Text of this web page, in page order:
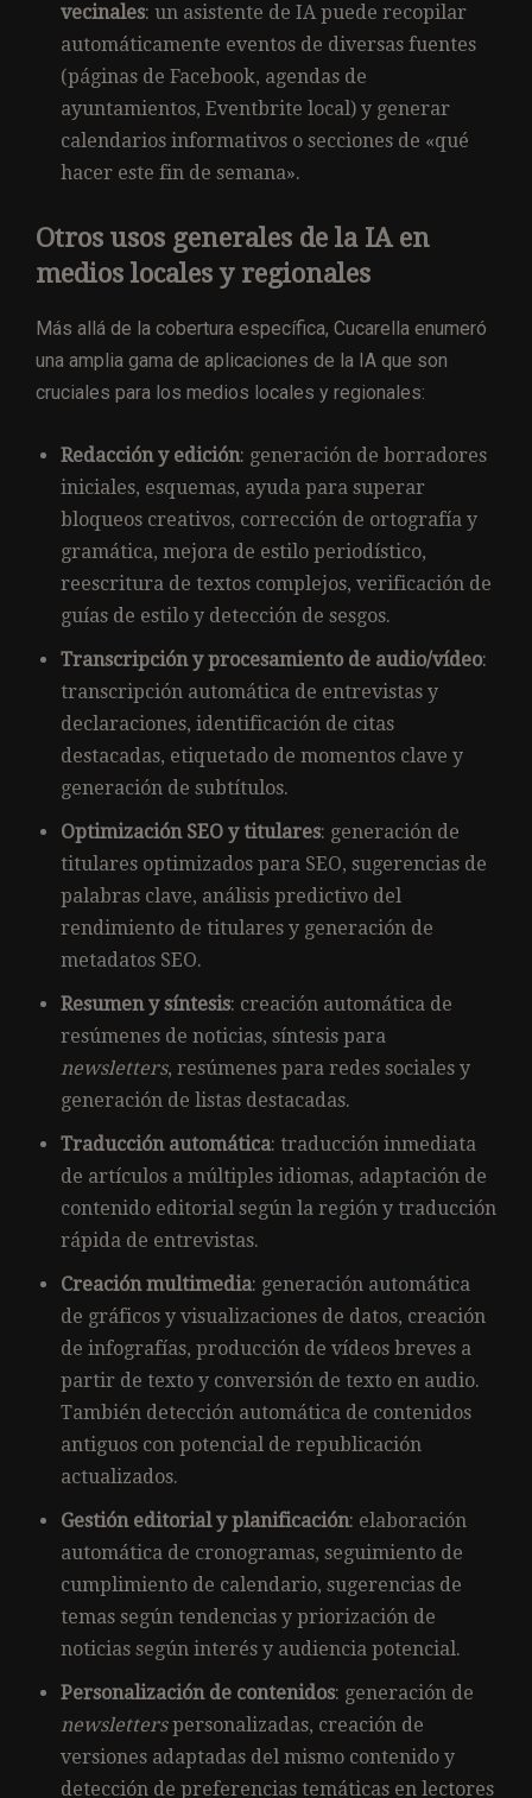
vecinales: un asistente de IA puede recopilar
automáticamente eventos de diversas fuentes
(páginas de Facebook, agendas de
ayuntamientos, Eventbrite local) y generar
calendarios informativos o secciones de «qué
hacer este fin de semana».
Otros usos generales de la IA en
medios locales y regionales
Más allá de la cobertura específica, Cucarella enumeró
una amplia gama de aplicaciones de la IA que son
cruciales para los medios locales y regionales:
Redacción y edición: generación de borradores
iniciales, esquemas, ayuda para superar
bloqueos creativos, corrección de ortografía y
gramática, mejora de estilo periodístico,
reescritura de textos complejos, verificación de
guías de estilo y detección de sesgos.
Transcripción y procesamiento de audio/vídeo:
transcripción automática de entrevistas y
declaraciones, identificación de citas
destacadas, etiquetado de momentos clave y
generación de subtítulos.
Optimización SEO y titulares: generación de
titulares optimizados para SEO, sugerencias de
palabras clave, análisis predictivo del
rendimiento de titulares y generación de
metadatos SEO.
Resumen y síntesis: creación automática de
resúmenes de noticias, síntesis para
newsletters, resúmenes para redes sociales y
generación de listas destacadas.
Traducción automática: traducción inmediata
de artículos a múltiples idiomas, adaptación de
contenido editorial según la región y traducción
rápida de entrevistas.
Creación multimedia: generación automática
de gráficos y visualizaciones de datos, creación
de infografías, producción de vídeos breves a
partir de texto y conversión de texto en audio.
También detección automática de contenidos
antiguos con potencial de republicación
actualizados.
Gestión editorial y planificación: elaboración
automática de cronogramas, seguimiento de
cumplimiento de calendario, sugerencias de
temas según tendencias y priorización de
noticias según interés y audiencia potencial.
Personalización de contenidos: generación de
newsletterspersonalizadas, creación de
versiones adaptadas del mismo contenido y
detección de preferencias temáticas en lectores